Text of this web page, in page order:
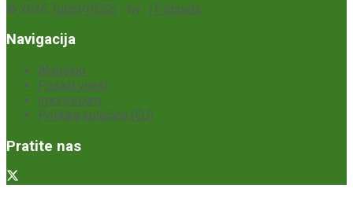
© 2026 TutinPRESS - by- IT-Impuls
Navigacija
Aktuelno
Pošalji vijest
Impressum
Politika kolačića (EU)
Pratite nas